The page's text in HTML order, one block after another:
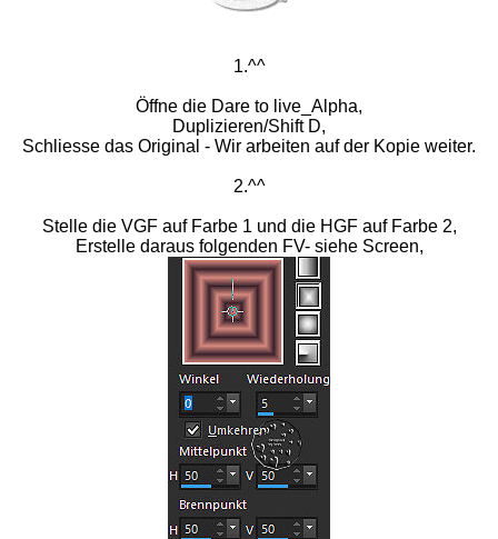
1.^^
Öffne die Dare to live_Alpha,
Duplizieren/Shift D,
Schliesse das Original - Wir arbeiten auf der Kopie weiter.
2.^^
Stelle die VGF auf Farbe 1 und die HGF auf Farbe 2,
Erstelle daraus folgenden FV- siehe Screen,